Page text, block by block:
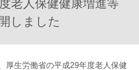
老人保健健康増進等
しました
厚生労働省の平成29年度老人保健